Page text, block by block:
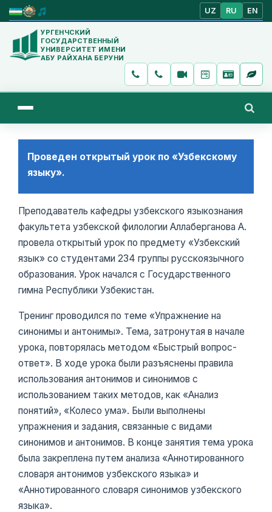
UZ RU EN
УРГЕНЧСКИЙ
ГОСУДАРСТВЕННЫЙ
УНИВЕРСИТЕТ ИМЕНИ
АБУ РАЙХАНА БЕРУНИ
Проведен открытый урок по «Узбекскому
языку».
Преподаватель кафедры узбекского языкознания
факультета узбекской филологии Аллаберганова А.
провела открытый урок по предмету «Узбекский
язык» со студентами 234 группы русскоязычного
образования. Урок начался с Государственного
гимна Республики Узбекистан.
Тренинг проводился по теме «Упражнение на
синонимы и антонимы». Тема, затронутая в начале
урока, повторялась методом «Быстрый вопрос-
ответ». В ходе урока были разъяснены правила
использования антонимов и синонимов с
использованием таких методов, как «Анализ
понятий», «Колесо ума». Были выполнены
упражнения и задания, связанные с видами
синонимов и антонимов. В конце занятия тема урока
была закреплена путем анализа «Аннотированного
словаря антонимов узбекского языка» и
«Аннотированного словаря синонимов узбекского
языка».